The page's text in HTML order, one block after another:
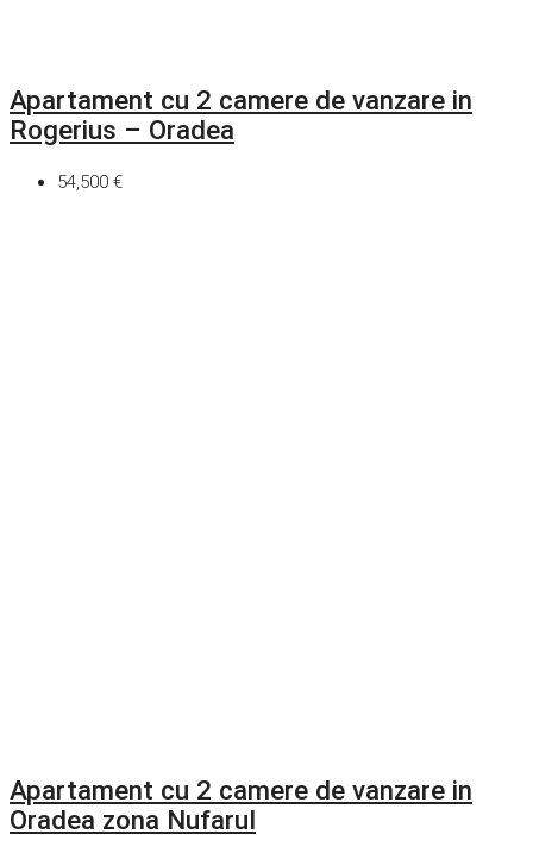
Apartament cu 2 camere de vanzare in
Rogerius – Oradea
54,500 €
Apartament cu 2 camere de vanzare in
Oradea zona Nufarul